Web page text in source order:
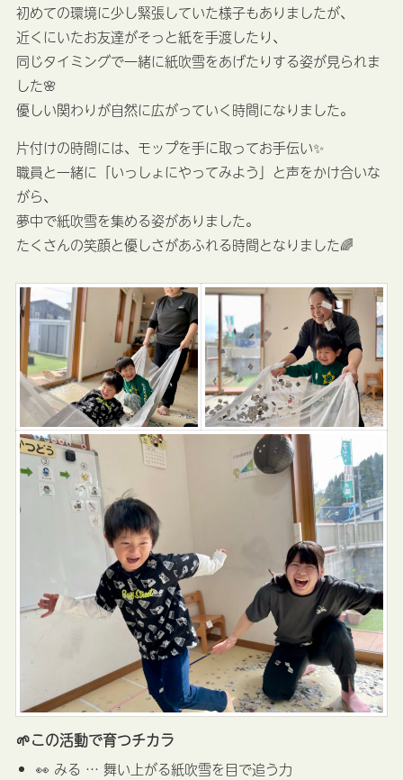
初めての環境に少し緊張していた様子もありましたが、
近くにいたお友達がそっと紙を手渡したり、
同じタイミングで一緒に紙吹雪をあげたりする姿が見られま
した🌸
優しい関わりが自然に広がっていく時間になりました。
片付けの時間には、モップを手に取ってお手伝い✨
職員と一緒に「いっしょにやってみよう」と声をかけ合いな
がら、
夢中で紙吹雪を集める姿がありました。
たくさんの笑顔と優しさがあふれる時間となりました🌈
🌱この活動で育つチカラ
👀 みる … 舞い上がる紙吹雪を目で追う力